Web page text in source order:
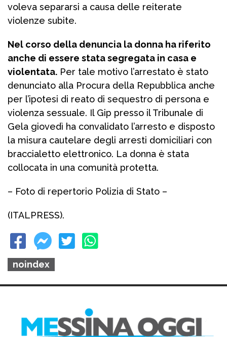
voleva separarsi a causa delle reiterate
violenze subite.
Nel corso della denuncia la donna ha riferito
anche di essere stata segregata in casa e
violentata. Per tale motivo l’arrestato è stato
denunciato alla Procura della Repubblica anche
per l’ipotesi di reato di sequestro di persona e
violenza sessuale. Il Gip presso il Tribunale di
Gela giovedì ha convalidato l’arresto e disposto
la misura cautelare degli arresti domiciliari con
braccialetto elettronico. La donna è stata
collocata in una comunità protetta.
– Foto di repertorio Polizia di Stato –
(ITALPRESS).
noindex